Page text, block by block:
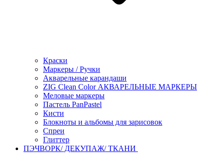
Краски
Маркеры / Ручки
Акварельные карандаши
ZIG Clean Color АКВАРЕЛЬНЫЕ МАРКЕРЫ
Меловые маркеры
Пастель PanPastel
Кисти
Блокноты и альбомы для зарисовок
Спреи
Глиттер
ПЭЧВОРК/ ДЕКУПАЖ/ ТКАНИ